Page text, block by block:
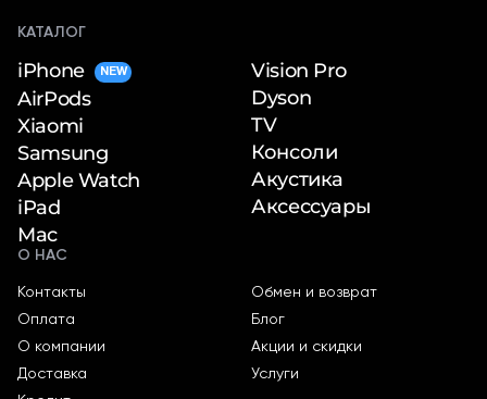
КАТАЛОГ
iPhone NEW
AirPods
Xiaomi
Samsung
Apple Watch
iPad
Mac
Vision Pro
Dyson
TV
Консоли
Акустика
Аксессуары
О НАС
Контакты
Оплата
О компании
Доставка
Обмен и возврат
Блог
Акции и скидки
Услуги